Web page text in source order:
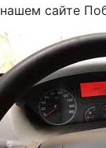
нашем сайте